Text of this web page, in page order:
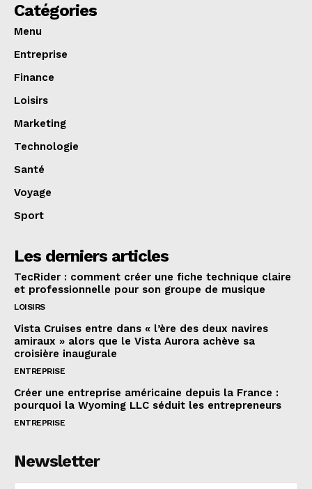
Catégories
Menu
Entreprise
Finance
Loisirs
Marketing
Technologie
Santé
Voyage
Sport
Les derniers articles
TecRider : comment créer une fiche technique claire
et professionnelle pour son groupe de musique
LOISIRS
Vista Cruises entre dans « l’ère des deux navires
amiraux » alors que le Vista Aurora achève sa
croisière inaugurale
ENTREPRISE
Créer une entreprise américaine depuis la France :
pourquoi la Wyoming LLC séduit les entrepreneurs
ENTREPRISE
Newsletter